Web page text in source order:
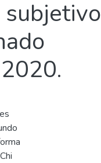
subjetivo